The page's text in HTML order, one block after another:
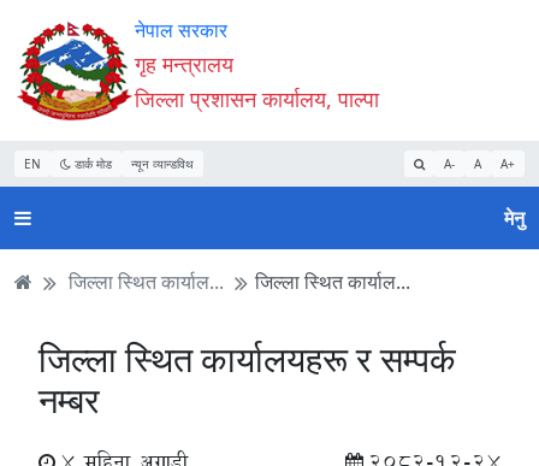
Accessibility
Mode
सुरु
गर्नुहोस्
सामाग्री
पढ्नुहाेस्
नेभिगेसन
पढ्नुहाेस्
वेबसाइट
खोजमा
जानुहोस्
नेपाल सरकार
गृह मन्त्रालय
जिल्ला प्रशासन कार्यालय, पाल्पा
EN डार्क मोड न्यून व्यान्डविथ A- A A+
मेनु
जिल्ला स्थित कार्याल... जिल्ला स्थित कार्याल...
जिल्ला स्थित कार्यालयहरू र सम्पर्क
नम्बर